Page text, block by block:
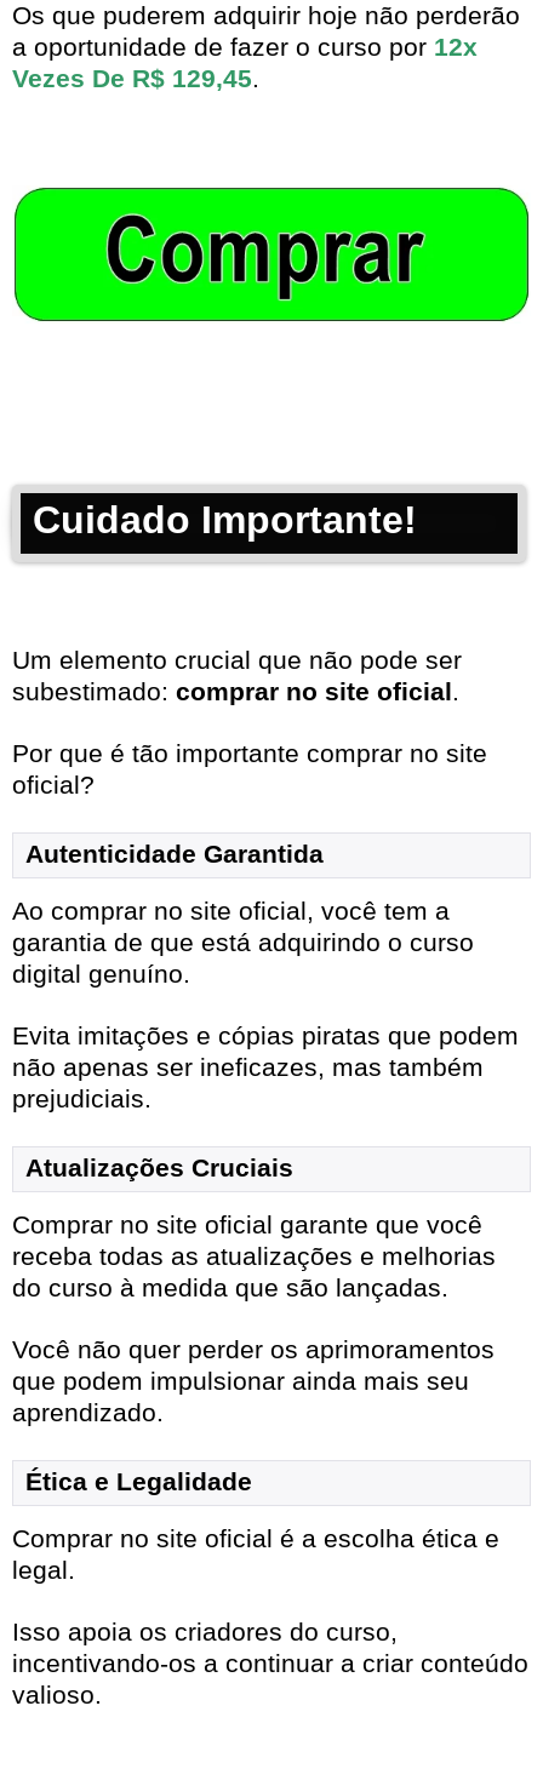
Os que puderem adquirir hoje não perderão
a oportunidade de fazer o curso por 12x
Vezes De R$ 129,45.
Cuidado Importante!
Um elemento crucial que não pode ser
subestimado: comprar no site oficial.
Por que é tão importante comprar no site
oficial?
Autenticidade Garantida
Ao comprar no site oficial, você tem a
garantia de que está adquirindo o curso
digital genuíno.
Evita imitações e cópias piratas que podem
não apenas ser ineficazes, mas também
prejudiciais.
Atualizações Cruciais
Comprar no site oficial garante que você
receba todas as atualizações e melhorias
do curso à medida que são lançadas.
Você não quer perder os aprimoramentos
que podem impulsionar ainda mais seu
aprendizado.
Ética e Legalidade
Comprar no site oficial é a escolha ética e
legal.
Isso apoia os criadores do curso,
incentivando-os a continuar a criar conteúdo
valioso.